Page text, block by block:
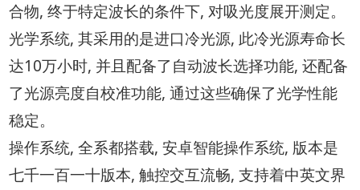
合物, 终于特定波长的条件下, 对吸光度展开测定。
光学系统, 其采用的是进口冷光源, 此冷光源寿命长
达10万小时, 并且配备了自动波长选择功能, 还配备
了光源亮度自校准功能, 通过这些确保了光学性能
稳定。
操作系统, 全系都搭载, 安卓智能操作系统, 版本是
七千一百一十版本, 触控交互流畅, 支持着中英文界